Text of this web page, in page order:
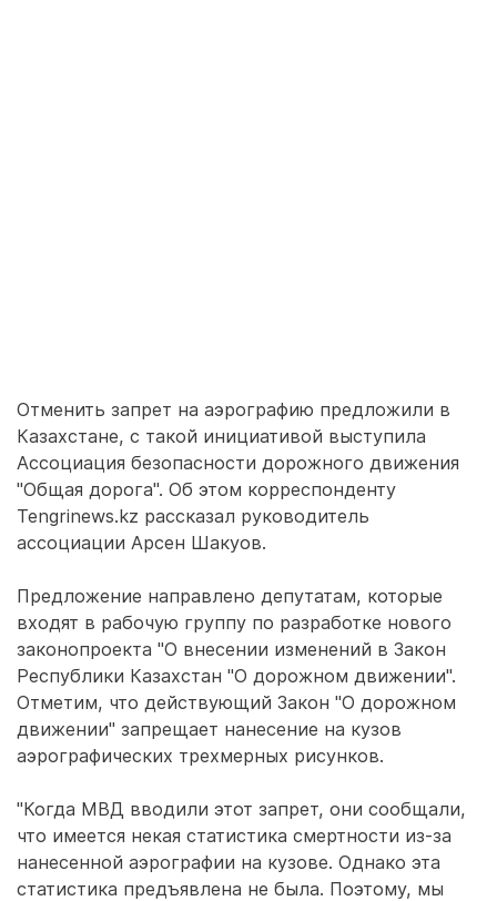
Отменить запрет на аэрографию предложили в
Казахстане, с такой инициативой выступила
Ассоциация безопасности дорожного движения
"Общая дорога". Об этом корреспонденту
Tengrinews.kz рассказал руководитель
ассоциации Арсен Шакуов.
Предложение направлено депутатам, которые
входят в рабочую группу по разработке нового
законопроекта "О внесении изменений в Закон
Республики Казахстан "О дорожном движении".
Отметим, что действующий Закон "О дорожном
движении" запрещает нанесение на кузов
аэрографических трехмерных рисунков.
"Когда МВД вводили этот запрет, они сообщали,
что имеется некая статистика смертности из-за
нанесенной аэрографии на кузове. Однако эта
статистика предъявлена не была. Поэтому, мы